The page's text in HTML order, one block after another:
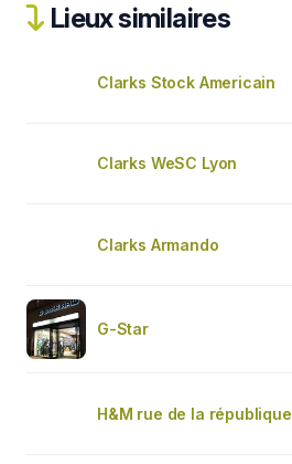
Lieux similaires
Clarks Stock Americain
Clarks WeSC Lyon
Clarks Armando
G-Star
H&M rue de la république